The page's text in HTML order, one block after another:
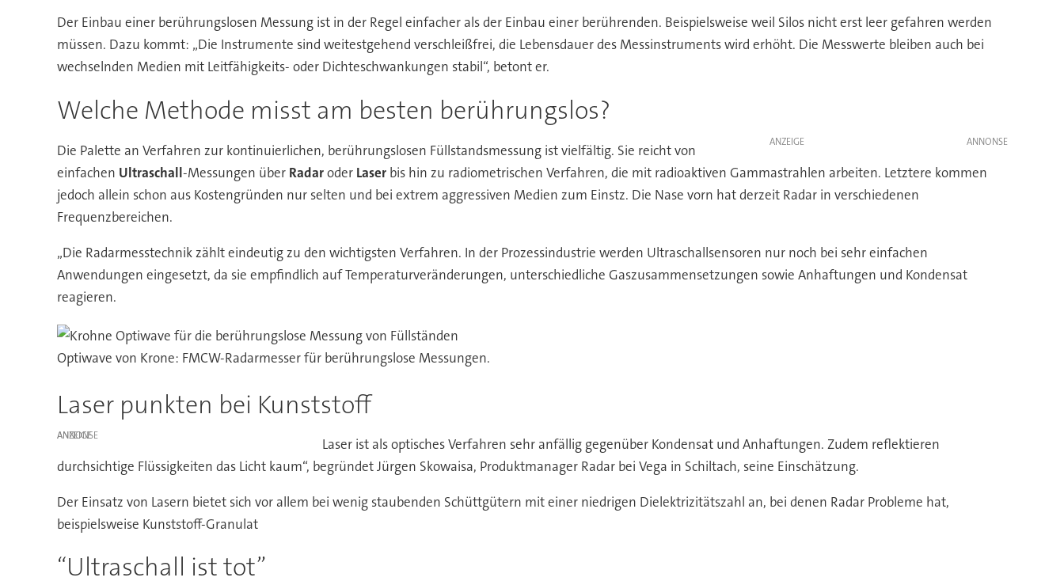
Der Einbau einer berührungslosen Messung ist in der Regel einfacher als der Einbau einer berührenden. Beispielsweise weil Silos nicht erst leer gefahren werden
müssen. Dazu kommt: „Die Instrumente sind weitestgehend verschleißfrei, die Lebensdauer des Messinstruments wird erhöht. Die Messwerte bleiben auch bei
wechselnden Medien mit Leitfähigkeits- oder Dichteschwankungen stabil“, betont er.
Welche Methode misst am besten berührungslos?
ANZEIGE
Die Palette an Verfahren zur kontinuierlichen, berührungslosen Füllstandsmessung ist vielfältig. Sie reicht von
einfachen Ultraschall-Messungen über Radaroder Laserbis hin zu radiometrischen Verfahren, die mit radioaktiven Gammastrahlen arbeiten. Letztere kommen
jedoch allein schon aus Kostengründen nur selten und bei extrem aggressiven Medien zum Einstz. Die Nase vorn hat derzeit Radar in verschiedenen
Frequenzbereichen.
„Die Radarmesstechnik zählt eindeutig zu den wichtigsten Verfahren. In der Prozessindustrie werden Ultraschallsensoren nur noch bei sehr einfachen
Anwendungen eingesetzt, da sie empfindlich auf Temperaturveränderungen, unterschiedliche Gaszusammensetzungen sowie Anhaftungen und Kondensat
reagieren.
Optiwave von Krone: FMCW-Radarmesser für berührungslose Messungen.
Laser punkten bei Kunststoff
ANZEIGE
Laser ist als optisches Verfahren sehr anfällig gegenüber Kondensat und Anhaftungen. Zudem reflektieren
durchsichtige Flüssigkeiten das Licht kaum“, begründet Jürgen Skowaisa, Produktmanager Radar bei Vega in Schiltach, seine Einschätzung.
Der Einsatz von Lasern bietet sich vor allem bei wenig staubenden Schüttgütern mit einer niedrigen Dielektrizitätszahl an, bei denen Radar Probleme hat,
beispielsweise Kunststoff-Granulat
“Ultraschall ist tot”